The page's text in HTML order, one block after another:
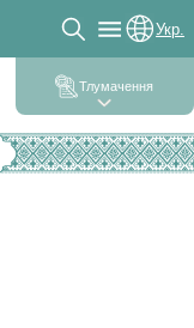
Укр.
Тлумачення